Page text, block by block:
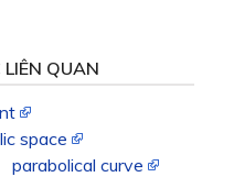
QUAN
space
parabolical curve